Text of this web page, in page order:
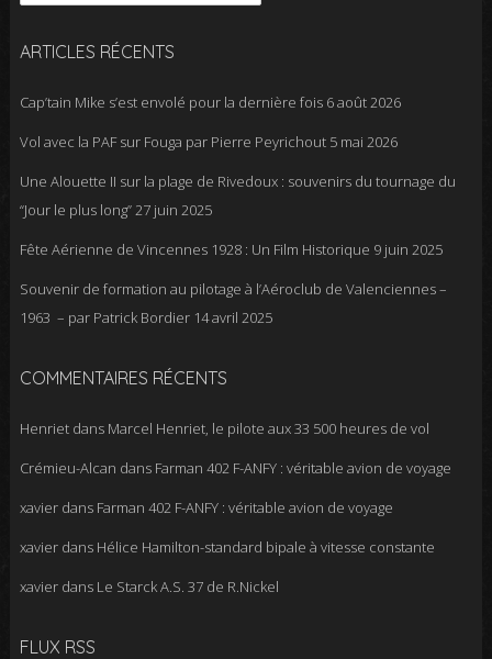
ARTICLES RÉCENTS
Cap’tain Mike s’est envolé pour la dernière fois 6 août 2026
Vol avec la PAF sur Fouga par Pierre Peyrichout 5 mai 2026
Une Alouette II sur la plage de Rivedoux : souvenirs du tournage du
“Jour le plus long”27 juin 2025
Fête Aérienne de Vincennes 1928 : Un Film Historique 9 juin 2025
Souvenir de formation au pilotage à l’Aéroclub de Valenciennes –
1963 – par Patrick Bordier 14 avril 2025
COMMENTAIRES RÉCENTS
Henrietdans Marcel Henriet, le pilote aux 33 500 heures de vol
Crémieu-Alcan dans Farman 402 F-ANFY : véritable avion de voyage
xavierdans Farman 402 F-ANFY : véritable avion de voyage
xavierdans Hélice Hamilton-standard bipale à vitesse constante
xavierdans Le Starck A.S. 37 de R.Nickel
FLUX RSS